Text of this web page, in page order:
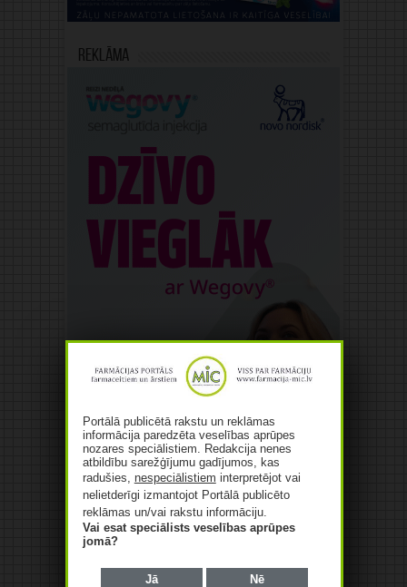
Reklāma
Portālā publicētā rakstu un reklāmas
informācija paredzēta veselības aprūpes
nozares speciālistiem. Redakcija nenes
atbildību sarežģījumu gadījumos, kas
radušies, nespeciālistiem interpretējot vai
nelietderīgi izmantojot Portālā publicēto
reklāmas un/vai rakstu informāciju.
Vai esat speciālists veselības aprūpes
jomā?
Jā Nē